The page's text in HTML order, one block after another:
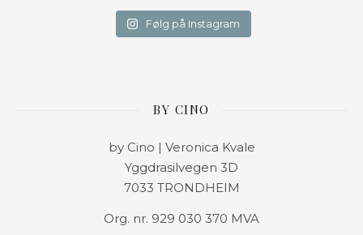
Følg på Instagram
BY CINO
by Cino | Veronica Kvale
Yggdrasilvegen 3D
7033 TRONDHEIM
Org. nr. 929 030 370 MVA